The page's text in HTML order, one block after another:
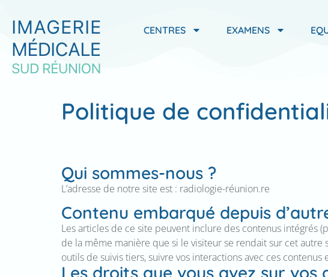
CENTRES
EXAMENS
Politique de
Qui sommes-nous ?
L’adresse de notre site est : radiologie-réunion.re
Contenu embarqué depuis
Les articles de ce site peuvent inclure des contenus intégrés
de la même manière que si le visiteur se rendait sur cet
outils de suivis tiers, suivre vos interactions avec ces
Les droits que vous avez sur vos